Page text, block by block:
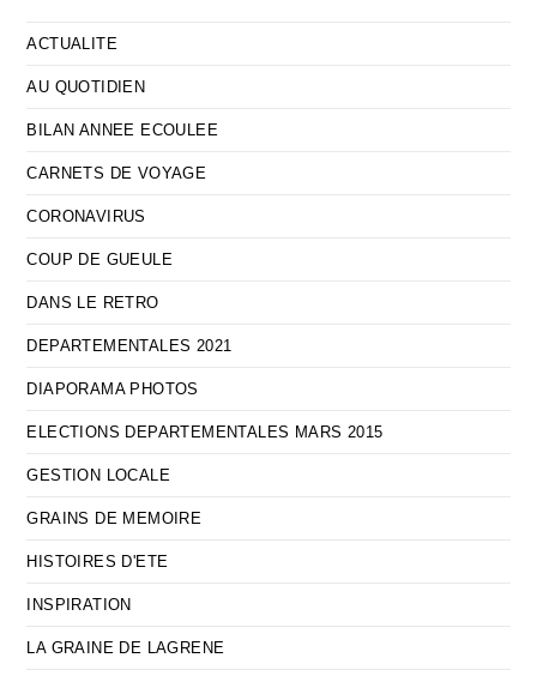
ACTUALITE
AU QUOTIDIEN
BILAN ANNEE ECOULEE
CARNETS DE VOYAGE
CORONAVIRUS
COUP DE GUEULE
DANS LE RETRO
DEPARTEMENTALES 2021
DIAPORAMA PHOTOS
ELECTIONS DEPARTEMENTALES MARS 2015
GESTION LOCALE
GRAINS DE MEMOIRE
HISTOIRES D'ETE
INSPIRATION
LA GRAINE DE LAGRENE